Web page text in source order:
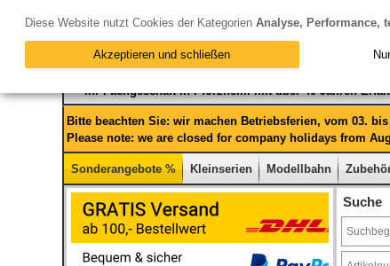
Ihr Fachgeschäft in Pforzheim mit über 40 Jahren
Bitte beachten Sie: wir machen Betriebsferien, vom 03.
Please note: we are closed for company holidays from
Sonderangebote % Kleinserien Modellbahn
Suche
Diese Website nutzt Cookies der Kategorien Analyse, Performance,
Akzeptieren und schließen